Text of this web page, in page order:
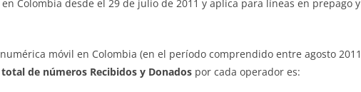
Colombia desde el 29 de julio de 2011 y aplica para líneas en prepago y
móvil en Colombia (en el período comprendido entre agosto 2011
total de números Recibidos y Donados por cada operador es: